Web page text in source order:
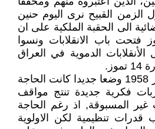
الزمن القبيح نرى اليوم حنين
الى الحقبة الملكية على ان
باب الانقلابات ونسوا
الدموية في العراق
لقد فرضت ثورة 14 تموز 1958 وضعا جديدا كانت الحاجة
فكرية جديدة تنتج مواقف
غير المسبوقة, اذ رغم الحاجة
قدرات تنظيمية لكن الاولوية